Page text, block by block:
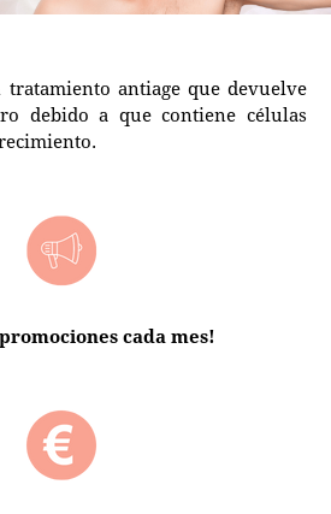
tratamiento antiage que devuelve
debido a que contiene células
cada mes!